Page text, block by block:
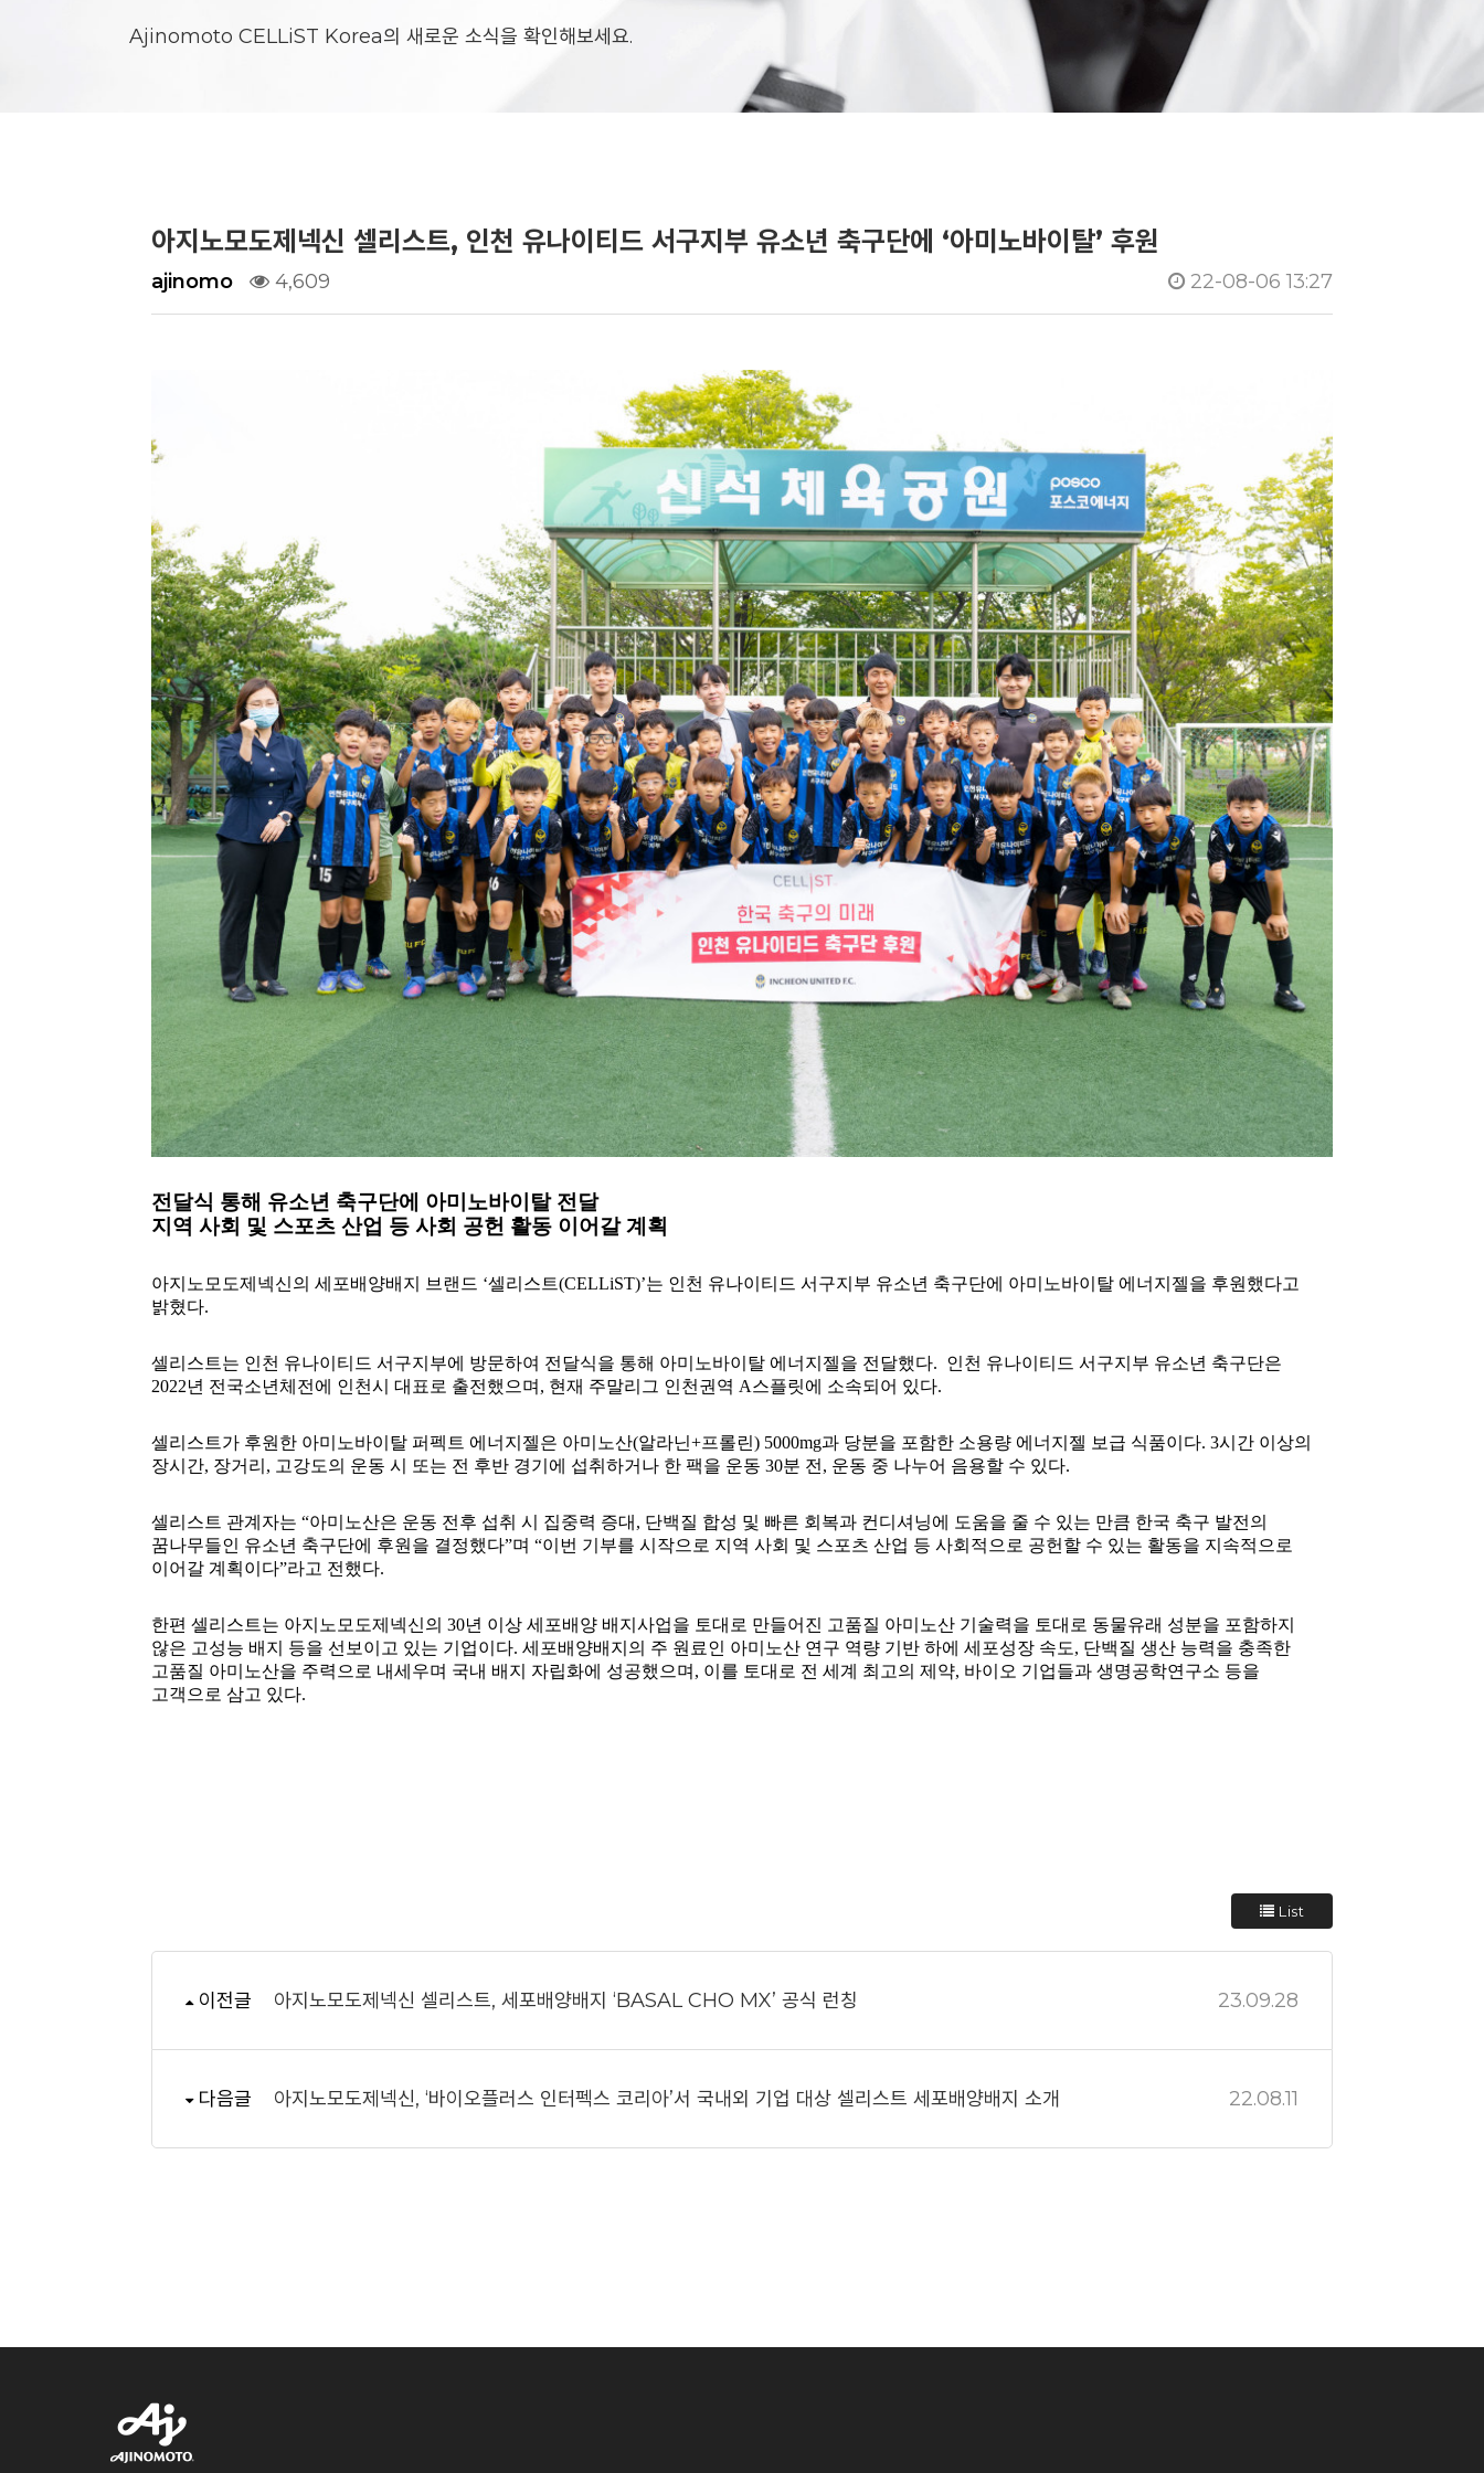
Ajinomoto CELLiST Korea의 새로운 소식을 확인해보세요.
아지노모도제넥신 셀리스트, 인천 유나이티드 서구지부 유소년 축구단에 ‘아미노바이탈’ 후원
ajinomo 4,609 22-08-06 13:27
전달식 통해 유소년 축구단에 아미노바이탈 전달
지역 사회 및 스포츠 산업 등 사회 공헌 활동 이어갈 계획
아지노모도제넥신의 세포배양배지 브랜드 ‘셀리스트(CELLiST)’는 인천 유나이티드 서구지부 유소년 축구단에 아미노바이탈 에너지젤을 후원했다고
밝혔다.
셀리스트는 인천 유나이티드 서구지부에 방문하여 전달식을 통해 아미노바이탈 에너지젤을 전달했다. 인천 유나이티드 서구지부 유소년 축구단은
2022년 전국소년체전에 인천시 대표로 출전했으며, 현재 주말리그 인천권역 A스플릿에 소속되어 있다.
셀리스트가 후원한 아미노바이탈 퍼펙트 에너지젤은 아미노산(알라닌+프롤린) 5000mg과 당분을 포함한 소용량 에너지젤 보급 식품이다. 3시간 이상의
장시간, 장거리, 고강도의 운동 시 또는 전 후반 경기에 섭취하거나 한 팩을 운동 30분 전, 운동 중 나누어 음용할 수 있다.
셀리스트 관계자는 “아미노산은 운동 전후 섭취 시 집중력 증대, 단백질 합성 및 빠른 회복과 컨디셔닝에 도움을 줄 수 있는 만큼 한국 축구 발전의
꿈나무들인 유소년 축구단에 후원을 결정했다”며 “이번 기부를 시작으로 지역 사회 및 스포츠 산업 등 사회적으로 공헌할 수 있는 활동을 지속적으로
이어갈 계획이다”라고 전했다.
한편 셀리스트는 아지노모도제넥신의 30년 이상 세포배양 배지사업을 토대로 만들어진 고품질 아미노산 기술력을 토대로 동물유래 성분을 포함하지
않은 고성능 배지 등을 선보이고 있는 기업이다. 세포배양배지의 주 원료인 아미노산 연구 역량 기반 하에 세포성장 속도, 단백질 생산 능력을 충족한
고품질 아미노산을 주력으로 내세우며 국내 배지 자립화에 성공했으며, 이를 토대로 전 세계 최고의 제약, 바이오 기업들과 생명공학연구소 등을
고객으로 삼고 있다.
List
이전글 아지노모도제넥신 셀리스트, 세포배양배지 ‘BASAL CHO MX’ 공식 런칭 23.09.28
다음글 아지노모도제넥신, ‘바이오플러스 인터펙스 코리아’서 국내외 기업 대상 셀리스트 세포배양배지 소개 22.08.11
Responsibility